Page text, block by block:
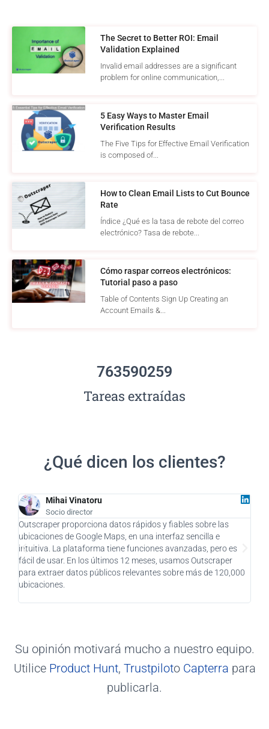
The Secret to Better ROI: Email
Validation Explained
Invalid email addresses are a significant
problem for online communication,...
5 Easy Ways to Master Email
Verification Results
The Five Tips for Effective Email Verification
is composed of...
How to Clean Email Lists to Cut Bounce
Rate
Índice ¿Qué es la tasa de rebote del correo
electrónico? Tasa de rebote...
Cómo raspar correos electrónicos:
Tutorial paso a paso
Table of Contents Sign Up Creating an
Account Emails &...
Tareas extraídas
763590259
¿Qué dicen los clientes?
Mihai Vinatoru
Socio director
Outscraper proporciona datos rápidos y fiables sobre las
ubicaciones de Google Maps, en una interfaz sencilla e
intuitiva. La plataforma tiene funciones avanzadas, pero es
fácil de usar. En los últimos 12 meses, usamos Outscraper
para extraer datos públicos relevantes sobre más de 120,000
ubicaciones.
Su opinión motivará mucho a nuestro equipo.
Utilice Product Hunt, Trustpiloto Capterra para
publicarla.